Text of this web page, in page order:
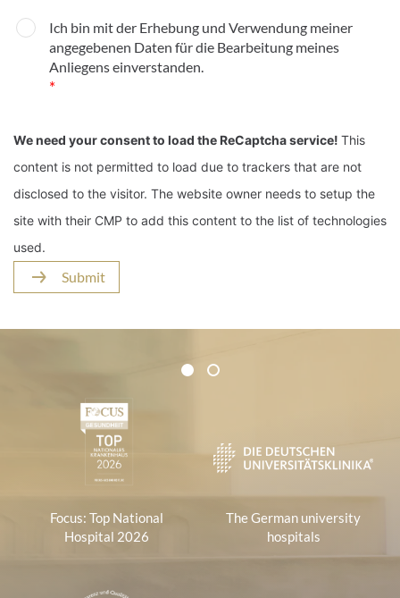
Ich bin mit der Erhebung und Verwendung meiner
angegebenen Daten für die Bearbeitung meines
Anliegens einverstanden.
*
We need your consent to load the ReCaptcha service! This
content is not permitted to load due to trackers that are not
disclosed to the visitor. The website owner needs to setup the
site with their CMP to add this content to the list of technologies
used.
Submit
Certificates and Associations
1 2
Focus: Top National
Hospital 2026
The German university
hospitals